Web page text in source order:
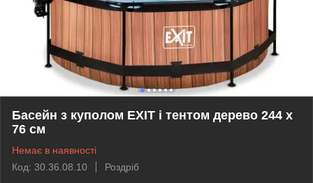
Басейн з куполом EXIT і тентом дерево 244 х
76 см
Немає в наявності
Код: 30.36.08.10
Роздріб